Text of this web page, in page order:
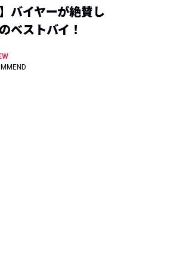
バイヤーが絶賛し
ベストバイ！